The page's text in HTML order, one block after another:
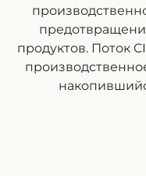
продуктов. Поток